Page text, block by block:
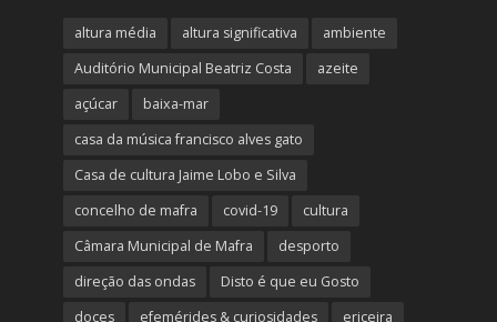
altura média altura significativa
ambiente
Auditório Municipal Beatriz Costa
azeite
açúcar
baixa-mar
casa da música francisco alves gato
Casa de cultura Jaime Lobo e Silva
concelho de mafra
covid-19
cultura
Câmara Municipal de Mafra
desporto
direção das ondas
Disto é que eu Gosto
doces
efemérides & curiosidades ericeira